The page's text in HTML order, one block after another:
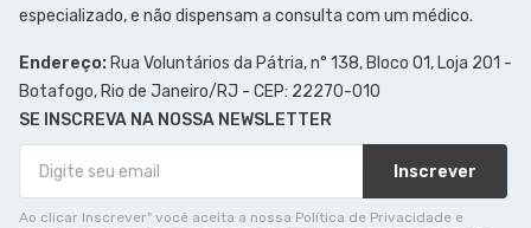
especializado, e não dispensam a consulta com um médico.
Endereço: Rua Voluntários da Pátria, n° 138, Bloco 01, Loja 201 -
Botafogo, Rio de Janeiro/RJ - CEP: 22270-010
SE INSCREVA NA NOSSA NEWSLETTER
Inscrever
Ao clicar Inscrever" você aceita a nossa Política de Privacidade e